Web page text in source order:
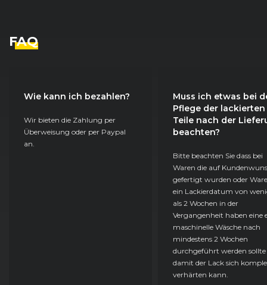
FAQ
Wie kann ich bezahlen?
Wir bieten die Zahlung per
Überweisung oder per Paypal
an.
Muss ich etwas bei
Pflege der lackierten
Teile nach der
beachten?
Bitte beachten Sie dass bei
Waren die auf
gefertigt wurden oder
ein Lackierdatum von
als 2 Wochen in der
Vergangenheit haben eine
maschinelle Wäsche nach
mindestens 2 Wochen
durchgeführt werden sollte
damit der Lack sich
verhärten kann.